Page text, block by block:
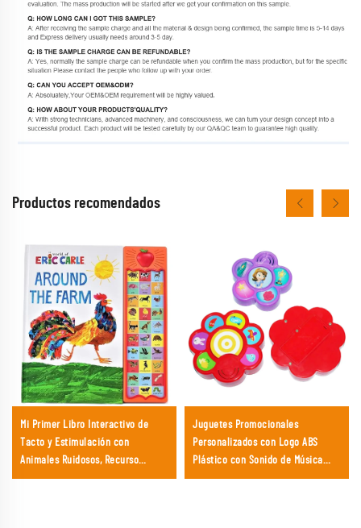
Productos recomendados
Mi Primer Libro Interactivo de
Tacto y Estimulación con
Animales Ruidosos, Recurso
Educativo con Sonidos para Niños
Juguetes Promocionales
Personalizados con Logo ABS
Plástico con Sonido de Música
Fábrica Personalizada